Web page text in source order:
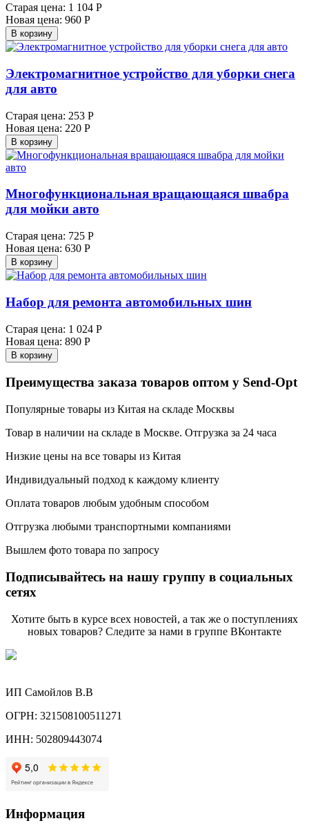
Старая цена: 1 104 Р
Новая цена: 960 Р
В корзину
Электромагнитное устройство для уборки снега
для авто
Старая цена: 253 Р
Новая цена: 220 Р
В корзину
Многофункциональная вращающаяся швабра
для мойки авто
Старая цена: 725 Р
Новая цена: 630 Р
В корзину
Набор для ремонта автомобильных шин
Старая цена: 1 024 Р
Новая цена: 890 Р
В корзину
Преимущества заказа товаров оптом у Send-Opt
Популярные товары из Китая на складе Москвы
Товар в наличии на складе в Москве. Отгрузка за 24 часа
Низкие цены на все товары из Китая
Индивидуальный подход к каждому клиенту
Оплата товаров любым удобным способом
Отгрузка любыми транспортными компаниями
Вышлем фото товара по запросу
Подписывайтесь на нашу группу в социальных
сетях
Хотите быть в курсе всех новостей, а так же о поступлениях
новых товаров? Следите за нами в группе ВКонтакте
ИП Самойлов В.В
ОГРН: 321508100511271
ИНН: 502809443074
Информация